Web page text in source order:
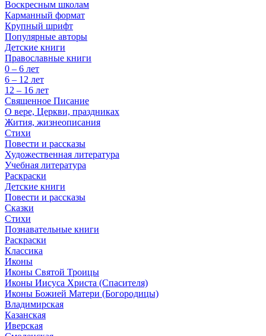
Воскресным школам
Карманный формат
Крупный шрифт
Популярные авторы
Детские книги
Православные книги
0 – 6 лет
6 – 12 лет
12 – 16 лет
Священное Писание
О вере, Церкви, праздниках
Жития, жизнеописания
Стихи
Повести и рассказы
Художественная литература
Учебная литература
Раскраски
Детские книги
Повести и рассказы
Сказки
Стихи
Познавательные книги
Раскраски
Классика
Иконы
Иконы Святой Троицы
Иконы Иисуса Христа (Спасителя)
Иконы Божией Матери (Богородицы)
Владимирская
Казанская
Иверская